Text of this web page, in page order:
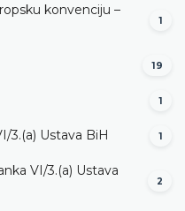
konvenciju –
1
19
1
3.(a) Ustava BiH 1
VI/3.(a) Ustava
2